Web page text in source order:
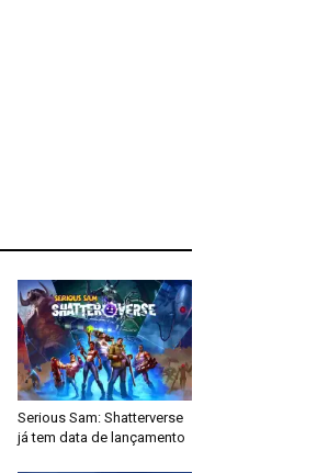
Serious Sam: Shatterverse
já tem data de lançamento